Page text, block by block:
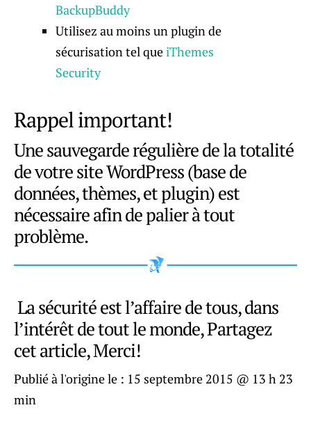
BackupBuddy
Utilisez au moins un plugin de
sécurisation tel queiThemes
Security
Rappel important!
Une sauvegarde régulière de la totalité
de votre site WordPress (base de
données, thèmes, et plugin) est
nécessaire afin de palier à tout
problème.
La sécurité est l’affaire de tous, dans
l’intérêt de tout le monde, Partagez
cet article, Merci!
Publié à l'origine le : 15 septembre 2015 @ 13 h 23
min